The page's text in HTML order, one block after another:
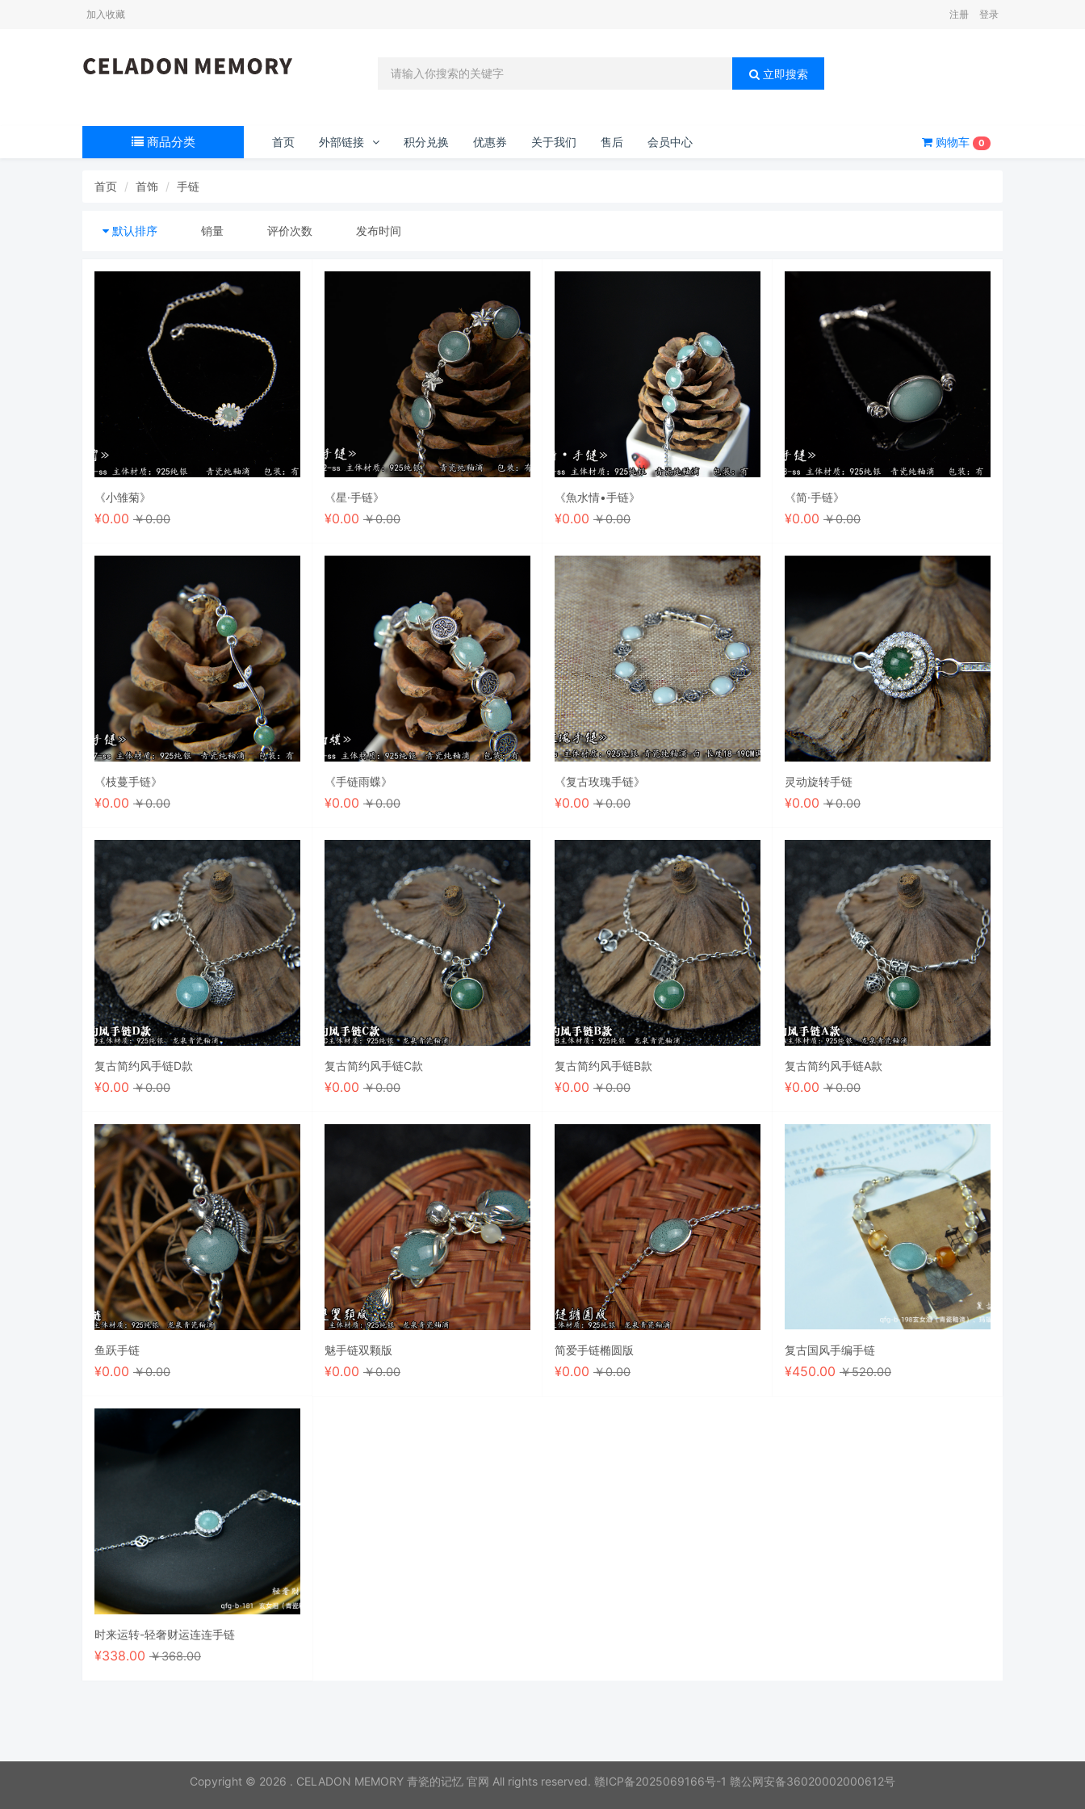
加入收藏 注册 登录
立即搜索
商品分类 首页 外部链接 积分兑换 优惠券 关于我们 售后 会员中心 购物车 0
首页 首饰 手链
默认排序 销量 评价次数 发布时间
《小雏菊》
¥0.00 ￥0.00
《星·手链》
¥0.00 ￥0.00
《魚水情•手链》
¥0.00 ￥0.00
《简·手链》
¥0.00 ￥0.00
《枝蔓手链》
¥0.00 ￥0.00
《手链雨蝶》
¥0.00 ￥0.00
《复古玫瑰手链》
¥0.00 ￥0.00
灵动旋转手链
¥0.00 ￥0.00
复古简约风手链D款
¥0.00 ￥0.00
复古简约风手链C款
¥0.00 ￥0.00
复古简约风手链B款
¥0.00 ￥0.00
复古简约风手链A款
¥0.00 ￥0.00
鱼跃手链
¥0.00 ￥0.00
魅手链双颗版
¥0.00 ￥0.00
简爱手链椭圆版
¥0.00 ￥0.00
复古国风手编手链
¥450.00 ￥520.00
时来运转-轻奢财运连连手链
¥338.00 ￥368.00
Copyright © 2026 . CELADON MEMORY 青瓷的记忆 官网 All rights reserved. 赣ICP备2025069166号-1 赣公网安备36020002000612号